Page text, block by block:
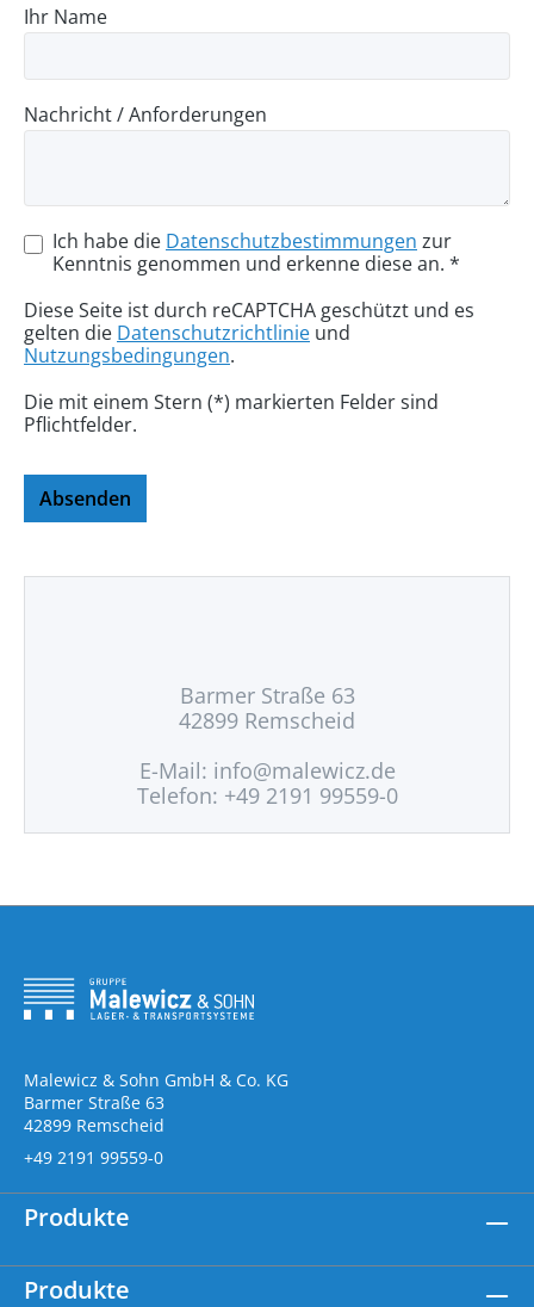
Ihr Name
Nachricht / Anforderungen
Ich habe die Datenschutzbestimmungen zur
Kenntnis genommen und erkenne diese an. *
Diese Seite ist durch reCAPTCHA geschützt und es
gelten die Datenschutzrichtlinie und
Nutzungsbedingungen.
Die mit einem Stern (*) markierten Felder sind
Pflichtfelder.
Absenden
Barmer Straße 63
42899 Remscheid
E-Mail: info@malewicz.de
Telefon: +49 2191 99559-0
Malewicz & Sohn GmbH & Co. KG
Barmer Straße 63
42899 Remscheid
+49 2191 99559-0
Produkte
Produkte